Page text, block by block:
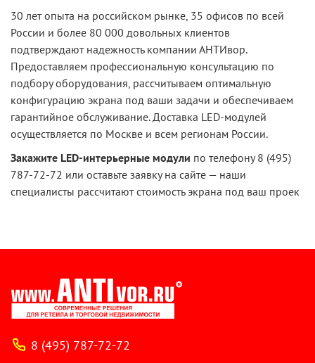
30 лет опыта на российском рынке, 35 офисов по всей
России и более 80 000 довольных клиентов
подтверждают надежность компании АНТИвор.
Предоставляем профессиональную консультацию по
подбору оборудования, рассчитываем оптимальную
конфигурацию экрана под ваши задачи и обеспечиваем
гарантийное обслуживание. Доставка LED-модулей
осуществляется по Москве и всем регионам России.
Закажите LED-интерьерные модули по телефону 8 (495)
787-72-72 или оставьте заявку на сайте — наши
специалисты рассчитают стоимость экрана под ваш проек
8 (495) 787-72-72